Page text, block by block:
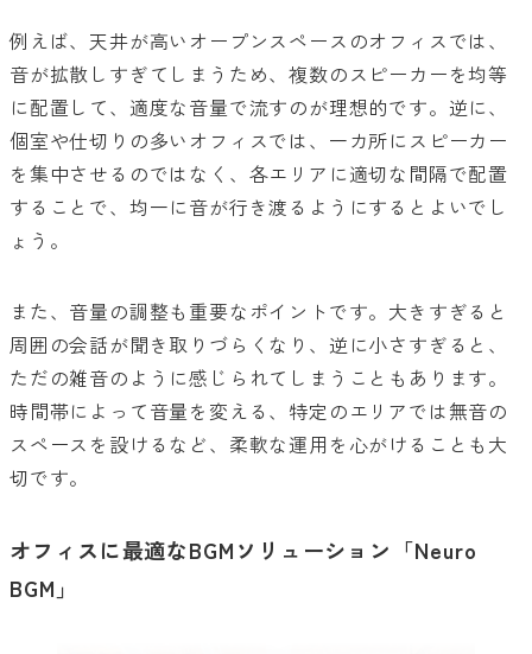
例えば、天井が高いオープンスペースのオフィスでは、
音が拡散しすぎてしまうため、複数のスピーカーを均等
に配置して、適度な音量で流すのが理想的です。逆に、
個室や仕切りの多いオフィスでは、一カ所にスピーカー
を集中させるのではなく、各エリアに適切な間隔で配置
することで、均一に音が行き渡るようにするとよいでし
ょう。
また、音量の調整も重要なポイントです。大きすぎると
周囲の会話が聞き取りづらくなり、逆に小さすぎると、
ただの雑音のように感じられてしまうこともあります。
時間帯によって音量を変える、特定のエリアでは無音の
スペースを設けるなど、柔軟な運用を心がけることも大
切です。
オフィスに最適なBGMソリューション「Neuro
BGM」